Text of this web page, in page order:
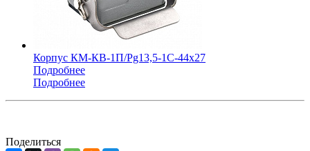
Корпус КМ-КВ-1П/Pg13,5-1С-44х27
Подробнее
Подробнее
Поделиться